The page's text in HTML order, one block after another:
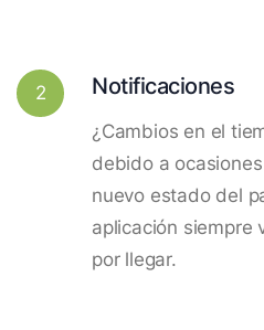
2 Notificaciones
¿Cambios en el
debido a
nuevo estado del
aplicación siempre
por llegar.